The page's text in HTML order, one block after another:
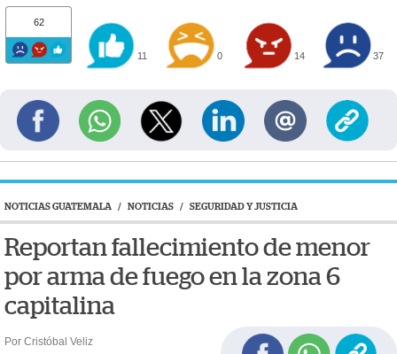
62
11 0 14 37
NOTICIAS GUATEMALA / NOTICIAS / SEGURIDAD Y JUSTICIA
Reportan fallecimiento de menor
por arma de fuego en la zona 6
capitalina
Por Cristóbal Veliz